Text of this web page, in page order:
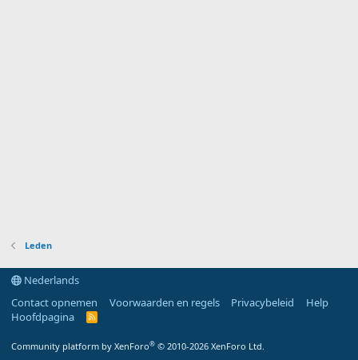
Leden
Nederlands
Contact opnemen
Voorwaarden en regels Privacybeleid
Help
Hoofdpagina
R
Community platform by XenForo® © 2010-2026 XenForo Ltd.